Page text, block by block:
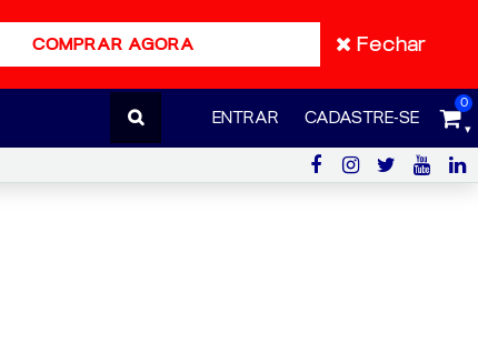
COMPRAR AGORA Fechar
0
ENTRAR CADASTRE-SE